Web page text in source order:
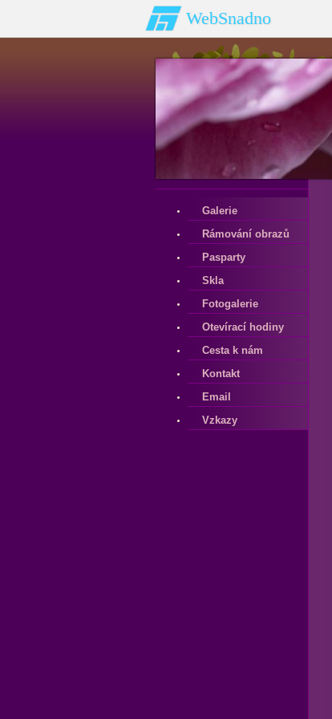
WebSnadno
Galerie
Rámování obrazů
Pasparty
Skla
Fotogalerie
Otevírací hodiny
Cesta k nám
Kontakt
Email
Vzkazy